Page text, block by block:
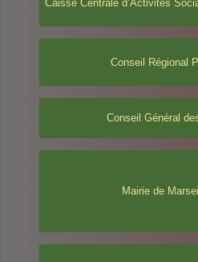
Caisse Centrale d’Activités
Conseil Régional
Conseil Général
Mairie de